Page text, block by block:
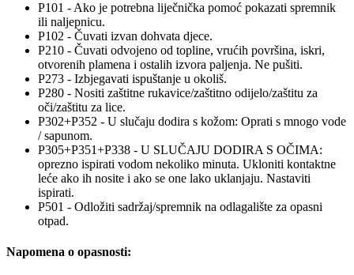
P101 - Ako je potrebna liječnička pomoć pokazati spremnik
ili naljepnicu.
P102 - Čuvati izvan dohvata djece.
P210 - Čuvati odvojeno od topline, vrućih površina, iskri,
otvorenih plamena i ostalih izvora paljenja. Ne pušiti.
P273 - Izbjegavati ispuštanje u okoliš.
P280 - Nositi zaštitne rukavice/zaštitno odijelo/zaštitu za
oči/zaštitu za lice.
P302+P352 - U slučaju dodira s kožom: Oprati s mnogo vode
/ sapunom.
P305+P351+P338 - U SLUČAJU DODIRA S OČIMA:
oprezno ispirati vodom nekoliko minuta. Ukloniti kontaktne
leće ako ih nosite i ako se one lako uklanjaju. Nastaviti
ispirati.
P501 - Odložiti sadržaj/spremnik na odlagalište za opasni
otpad.
Napomena o opasnosti: